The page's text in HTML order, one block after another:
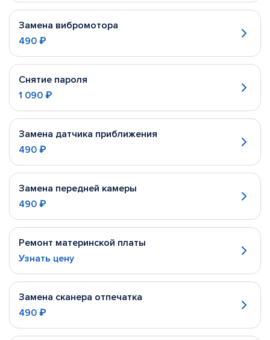
Замена вибромотора
490 ₽
Снятие пароля
1 090 ₽
Замена датчика приближения
490 ₽
Замена передней камеры
490 ₽
Ремонт материнской платы
Узнать цену
Замена сканера отпечатка
490 ₽